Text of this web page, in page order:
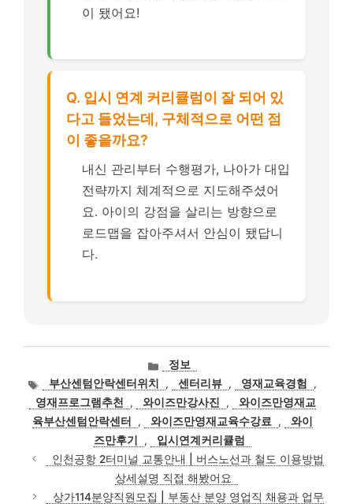
이 됐어요!
Q. 입시 연계 커리큘럼이 잘 되어 있
다고 들었는데, 구체적으로 어떤 점
이 좋을까요?
내신 관리부터 수행평가, 나아가 대입
전략까지 체계적으로 지도해주셨어
요. 아이의 강점을 살리는 방향으로
로드맵을 잡아주셔서 안심이 됐답니
다.
카
고
리
정보
태
그
부산센텀안락센터위치 , 센터리뷰 , 영재교육경험
,
영재프로그램추천
, 와이즈만강사진 ,
와이즈만영재교
육부산센텀안락센터
, 와이즈만영재교육수강료 ,
와이
즈만후기
,
입시연계커리큘럼
인천공항 2터미널 교통안내 | 버스노선과 철도 이용방법
상세설명 직접 해봤어요
상가114분양직원모집 | 부동산 분양 영업직 채용과 업무